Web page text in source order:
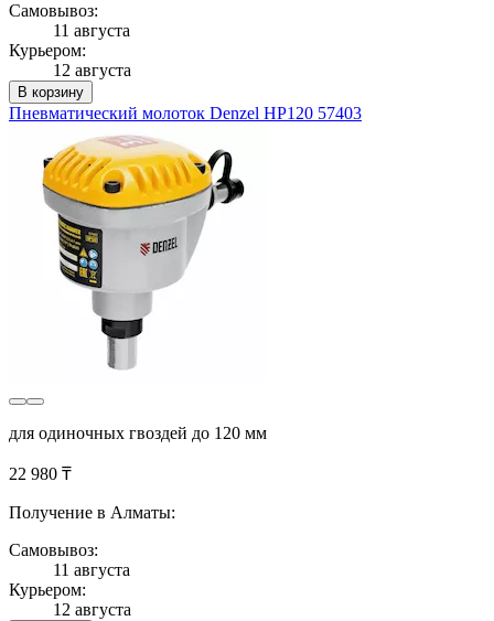
Самовывоз:
11 августа
Курьером:
12 августа
В корзину
Пневматический молоток Denzel HP120 57403
для одиночных гвоздей до 120 мм
22 980 ₸
Получение в Алматы:
Самовывоз:
11 августа
Курьером:
12 августа